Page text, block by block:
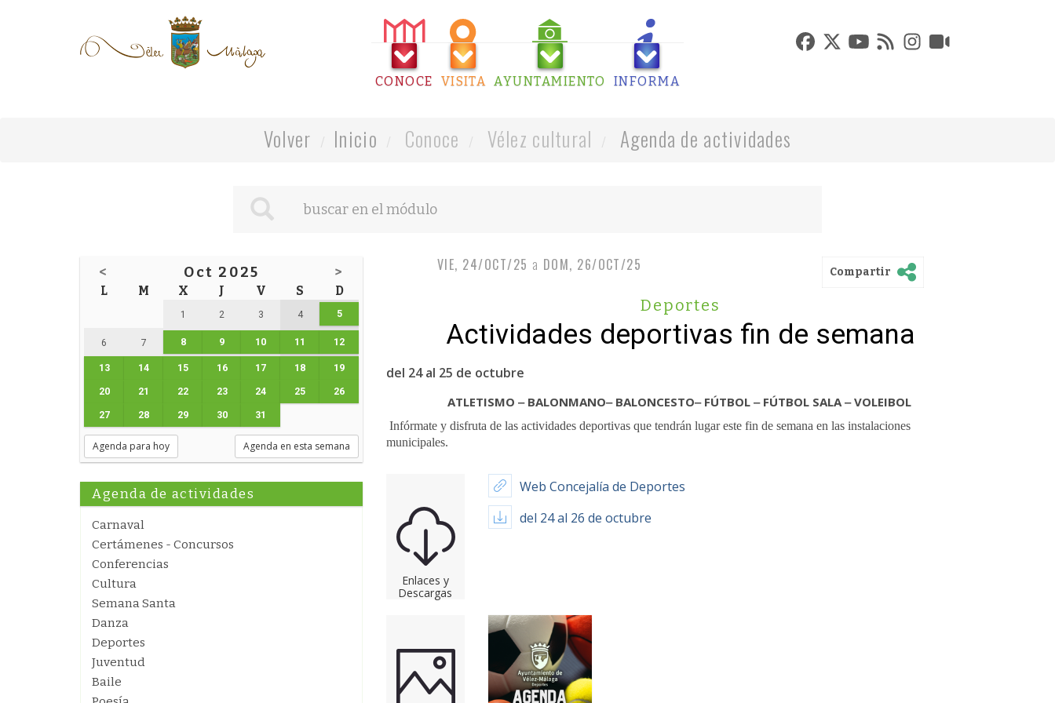
CONOCE VISITA AYUNTAMIENTO INFORMA
Volver Inicio Conoce Vélez cultural Agenda de actividades
< Oct 2025 >
L M X J V S D
1 2 3 4 5
6 7 8 9 10 11 12
13 14 15 16 17 18 19
20 21 22 23 24 25 26
27 28 29 30 31
Agenda para hoy Agenda en esta semana
Agenda de actividades
Carnaval
Certámenes - Concursos
Conferencias
Cultura
Semana Santa
Danza
Deportes
Juventud
Baile
VIE, 24/OCT/25 a DOM, 26/OCT/25 Compartir
Deportes
Actividades deportivas fin de semana
del 24 al 25 de octubre
ATLETISMO ‒ BALONMANO‒ BALONCESTO‒ FÚTBOL ‒ FÚTBOL SALA ‒ VOLEIBOL
Infórmate y disfruta de las actividades deportivas que tendrán lugar este fin de semana en las instalaciones
municipales.
Enlaces y
Descargas
Web Concejalía de Deportes
del 24 al 26 de octubre